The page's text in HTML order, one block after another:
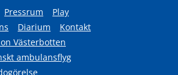
Pressrum
Play
Diarium
Kontakt
Västerbotten
ambulansflyg